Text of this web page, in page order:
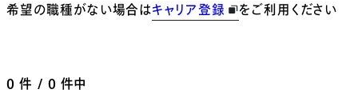
希望の職種がない場合はキャリア登録 をご利用ください
0 件 / 0 件中